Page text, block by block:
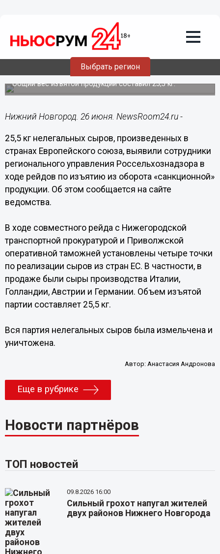
Выбрать регион
26.06.201912:22
Санкционные сыры из стран ЕС
уничтожены в Нижнем Новгороде
Общий вес изъятой продукции составил 25,5 кг.
Нижний Новгород. 26 июня. NewsRoom24.ru -
25,5 кг нелегальных сыров, произведенных в
странах Европейского союза, выявили сотрудники
регионального управления Россельхознадзора в
ходе рейдов по изъятию из оборота «санкционной»
продукции. Об этом сообщается на сайте
ведомства.
В ходе совместного рейда с Нижегородской
транспортной прокуратурой и Приволжской
оперативной таможней установлены четыре точки
по реализации сыров из стран ЕС. В частности, в
продаже были сыры производства Италии,
Голландии, Австрии и Германии. Объем изъятой
партии составляет 25,5 кг.
Вся партия нелегальных сыров была измельчена и
уничтожена.
Автор:Анастасия Андронова
Еще в рубрике
Новости партнёров
ТОП новостей
09.8.2026 16:00
Сильный грохот напугал жителей
двух районов Нижнего Новгорода